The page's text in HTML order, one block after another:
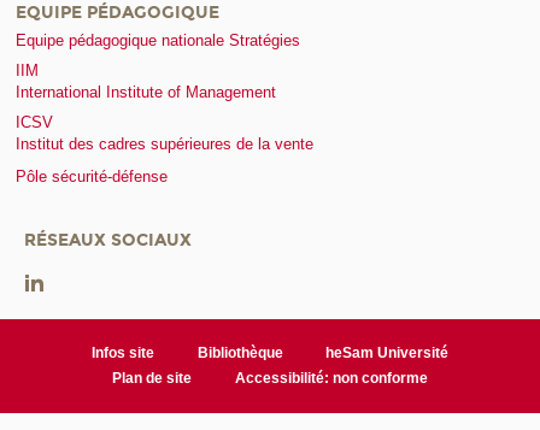
EQUIPE PÉDAGOGIQUE
Equipe pédagogique nationale Stratégies
IIM
International Institute of Management
ICSV
Institut des cadres supérieures de la vente
Pôle sécurité-défense
RÉSEAUX SOCIAUX
Infos site Bibliothèque
heSam Université
Plan de site
Accessibilité: non conforme